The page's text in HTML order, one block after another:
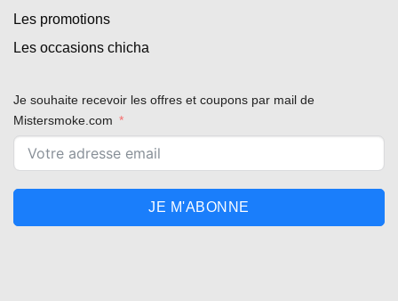
Les promotions
Les occasions chicha
Je souhaite recevoir les offres et coupons par mail de
Mistersmoke.com
JE M'ABONNE